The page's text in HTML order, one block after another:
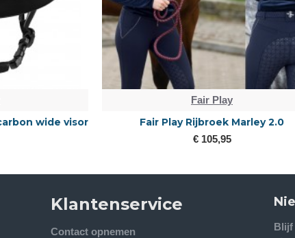
wide visor
Fair Play
Fair Play Rijbroek Marley 2.0
€ 105,95
Klantenservice
Contact opnemen
Blijf